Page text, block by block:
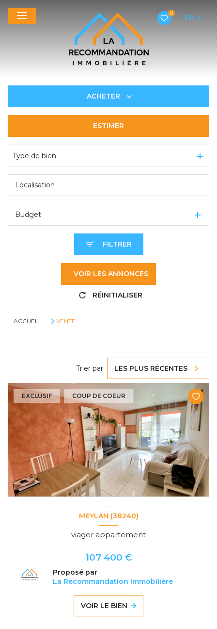
0
FR
ACHETER
ESTIMER
Type de bien
Budget
FILTRER
VOIR LES ANNONCES
RÉINITIALISER
ACCUEIL VENTE
Trier par LES PLUS RÉCENTES
EXCLUSIF COUP DE COEUR
MEYLAN (38240)
viager appartement
107 400 €
Proposé par
La Recommandation Immobilière
VOIR LE BIEN